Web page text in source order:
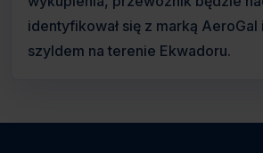
identyfikował się z marką AeroGal
szyldem na terenie Ekwadoru.